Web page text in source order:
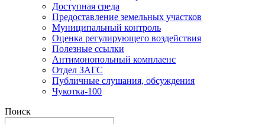
Доступная среда
Предоставление земельных участков
Муниципальный контроль
Оценка регулирующего воздействия
Полезные ссылки
Антимонопольный комплаенс
Отдел ЗАГС
Публичные слушания, обсуждения
Чукотка-100
Поиск